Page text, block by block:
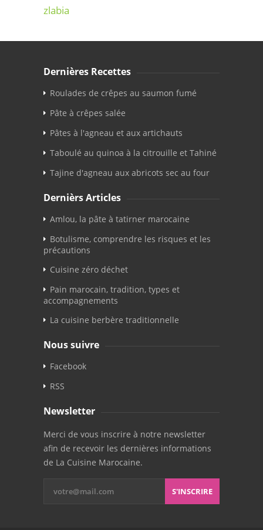
zlabia
Dernières Recettes
Roulades de crêpes au saumon fumé
Pâte à crêpes salée
Pâtes à l'agneau et aux artichauts
Taboulé au quinoa à la citrouille et Tahiné
Tajine d'agneau aux abricots sec au four
Dernièrs Articles
Amlou, la pâte à tatirner marocaine
Botulisme, comprendre les risques et les
précautions
Cuisine zéro déchet
Pain marocain, tradition, types et
accompagnements
La cuisine berbère traditionnelle
Nous suivre
Facebook
RSS
Newsletter
Merci de vous inscrire à notre newsletter
afin de recevoir les dernières informations
de La Cuisine Marocaine.
S'INSCRIRE